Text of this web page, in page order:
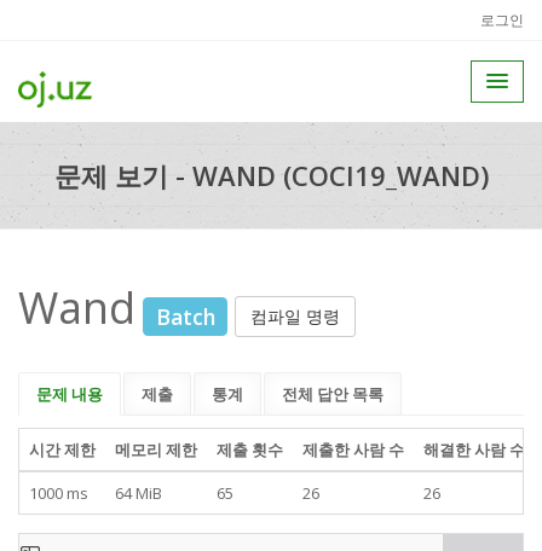
로그인
문제 보기 - WAND (COCI19_WAND)
Wand Batch 컴파일 명령
문제 내용 제출 통계 전체 답안 목록
시간 제한 메모리 제한 제출 횟수 제출한 사람 수
해결한 사람 수
1000 ms
64 MiB 65 26 26